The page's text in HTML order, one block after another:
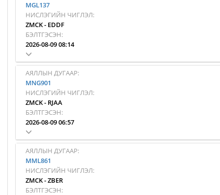
MGL137
НИСЛЭГИЙН ЧИГЛЭЛ:
ZMCK- EDDF
БЭЛТГЭСЭН:
2026-08-09 08:14
АЯЛЛЫН ДУГААР:
MNG901
НИСЛЭГИЙН ЧИГЛЭЛ:
ZMCK- RJAA
БЭЛТГЭСЭН:
2026-08-09 06:57
АЯЛЛЫН ДУГААР:
MML861
НИСЛЭГИЙН ЧИГЛЭЛ:
ZMCK-ZBER
БЭЛТГЭСЭН: